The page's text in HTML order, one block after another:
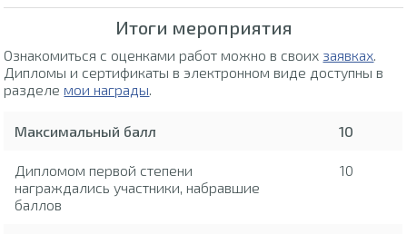
Итоги мероприятия
Ознакомиться с оценками работ можно в своих заявках.
Дипломы и сертификаты в электронном виде доступны в
разделемои награды.
Максимальный балл 10
Дипломом первой степени
награждались участники, набравшие
баллов
10